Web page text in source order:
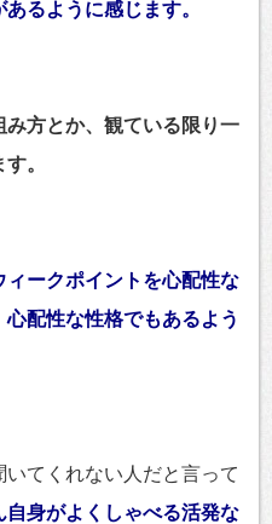
るように感じます。
方とか、観ている限り一
。
ィークポイントを心配性な
配性な性格でもあるよう
てくれない人だと言って
自身がよくしゃべる活発な